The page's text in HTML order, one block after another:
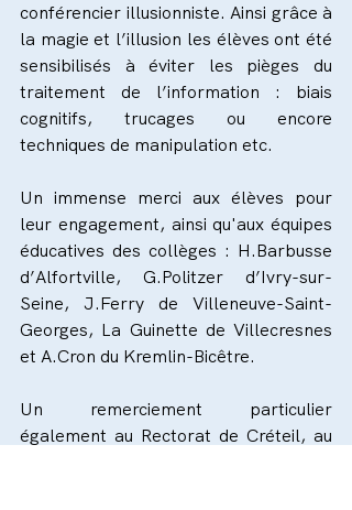
conférencier illusionniste. Ainsi grâce à
la magie et l’illusion les élèves ont été
sensibilisés à éviter les pièges du
traitement de l’information : biais
cognitifs, trucages ou encore
techniques de manipulation etc.
Un immense merci aux élèves pour
leur engagement, ainsi qu'aux équipes
éducatives des collèges : H.Barbusse
d’Alfortville, G.Politzer d’Ivry-sur-
Seine, J.Ferry de Villeneuve-Saint-
Georges, La Guinette de Villecresnes
et A.Cron du Kremlin-Bicêtre.
Un remerciement particulier
également au Rectorat de Créteil, au